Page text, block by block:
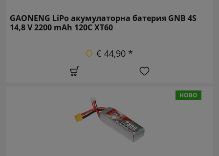
GAONENG LiPo акумулаторна батерия GNB 4S
14,8 V 2200 mAh 120C XT60
€ 44,90 *
НОВО